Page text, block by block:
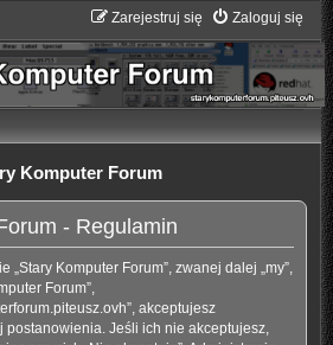
Zaloguj się
Zarejestruj się
Komputer Forum
- Regulamin
„Stary Komputer Forum”, zwanej dalej „my”,
Forum”,
akceptujesz
Jeśli ich nie akceptujesz,